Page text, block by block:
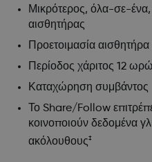
Μικρότερος, όλα-σε-ένα,
αισθητήρας
Προετοιμασία
Περίοδος χάριτος 12
Καταχώρηση συμβάντος
Το Share/Follow
κοινοποιούν δεδομένα
ακόλουθους‡